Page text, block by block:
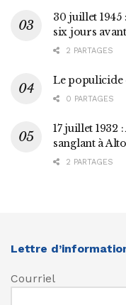
30 juillet 1945
six jours
2 PARTAGES
Le populicide
0 PARTAGES
17 juillet 1932
sanglant à
2 PARTAGES
Lettre
Courriel